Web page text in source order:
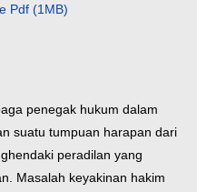
Pdf (1MB)
penegak hukum dalam
suatu tumpuan harapan dari
peradilan yang
Masalah keyakinan hakim